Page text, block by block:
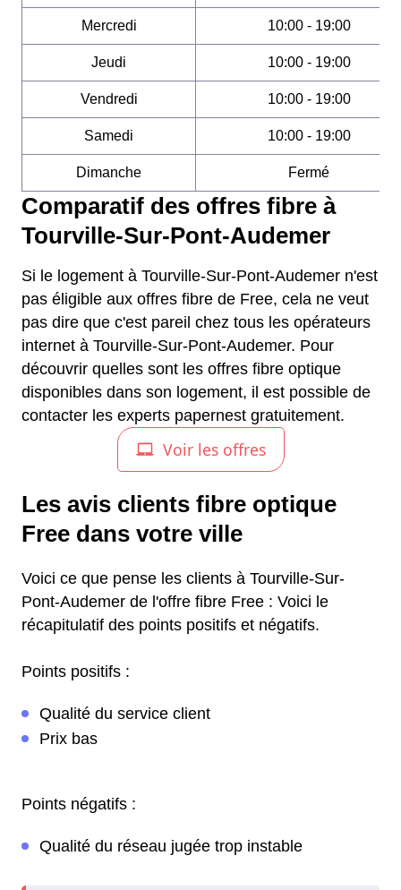
Mercredi 10:00 - 19:00
Jeudi 10:00 - 19:00
Vendredi 10:00 - 19:00
Samedi 10:00 - 19:00
Dimanche Fermé
Comparatif des offres fibre à
Tourville-Sur-Pont-Audemer
Si le logement à Tourville-Sur-Pont-Audemer n'est
pas éligible aux offres fibre de Free, cela ne veut
pas dire que c'est pareil chez tous les opérateurs
internet à Tourville-Sur-Pont-Audemer. Pour
découvrir quelles sont les offres fibre optique
disponibles dans son logement, il est possible de
contacter les experts papernest gratuitement.
Les avis clients fibre optique
Free dans votre ville
Voici ce que pense les clients à Tourville-Sur-
Pont-Audemer de l'offre fibre Free : Voici le
récapitulatif des points positifs et négatifs.
Points positifs :
Qualité du service client
Prix bas
Points négatifs :
Qualité du réseau jugée trop instable